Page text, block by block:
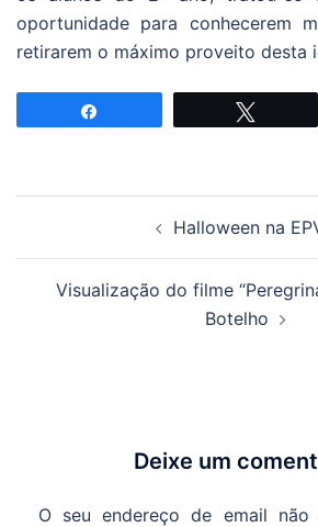
oportunidade para conhecerem
retirarem o máximo proveito desta
Halloween na
Visualização do filme
Botelho
Deixe um
O seu endereço de email não